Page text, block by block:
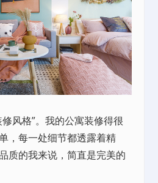
风格”。我的公寓装修得很
，每一处细节都透露着精
质的我来说，简直是完美的